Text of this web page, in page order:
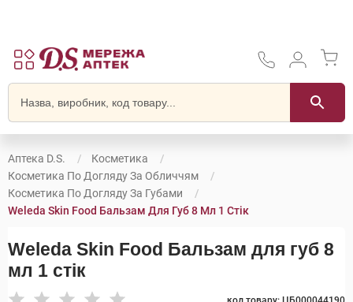
Аптека D.S.
Косметика
Косметика По Догляду За Обличчям
Косметика По Догляду За Губами
Weleda Skin Food Бальзам Для Губ 8 Мл 1 Стік
Weleda Skin Food Бальзам для губ 8
мл 1 стік